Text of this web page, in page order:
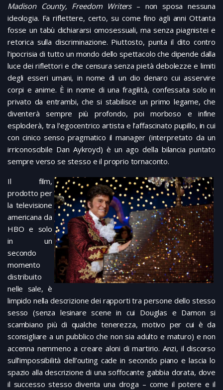
Madison County, Freedom Writers– non sposa nessuna
ideologia. Fa riflettere, certo, su come fino agli anni Ottanta
fosse un tabù dichiararsi omosessuali, ma senza piagnistei e
retorica sulla discriminazione. Piuttosto, punta il dito contro
l’ipocrisia di tutto un mondo dello spettacolo che dipende dalla
luce dei riflettori e che censura senza pietà debolezze e limiti
degli esseri umani, in nome di un dio denaro cui asservire
corpi e anime. È in nome di una fragilità, confessata solo in
privato da entrambi, che si stabilisce un primo legame, che
diventerà sempre più profondo, poi morboso e infine
esploderà, tra l’egocentrico artista e l’affascinato pupillo, in cui
con cinico senso pragmatico il manager (interpretato da un
irriconoscibile Dan Aykroyd) è un ago della bilancia puntato
sempre verso se stesso e il proprio tornaconto.
Il film,
prodotto per
la televisione
americana da
HBO e solo
in un
secondo
momento
distribuito
nelle sale, è
limpido nella descrizione dei rapporti tra persone dello stesso
sesso (senza lesinare scene in cui Douglas e Damon si
scambiano più di qualche tenerezza, motivo per cui è da
sconsigliare a un pubblico che non sia adulto e maturo) e non
accenna nemmeno a creare aloni di martirio. Anzi, il discorso
sull’impossibilità dell’outing cade in secondo piano e lascia lo
spazio alla descrizione di una soffocante gabbia dorata, dove
il successo stesso diventa una droga – come il potere e il